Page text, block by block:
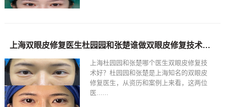
上海双眼皮修复医生杜园园和张楚谁做双眼皮修复技术好？
上海杜园园和张楚哪个医生双眼皮修复技
术好？杜园园和张楚是上海知名的双眼皮
修复医生，从资历和案例上来看，这两位
医......